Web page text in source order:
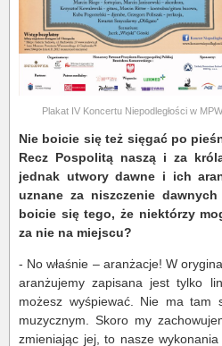
Plakat IV Koncertu Niepodległości w MPW
Nie boicie się też sięgać po
Recz Pospolitą naszą i za
jednak utwory dawne i ich
uznane za niszczenie
boicie się tego, że niektórzy
za nie na miejscu?
- No właśnie – aranżacje! W
aranżujemy zapisana jest tylko
możesz wyśpiewać. Nie ma tam
muzycznym. Skoro my
zmieniając jej, to nasze